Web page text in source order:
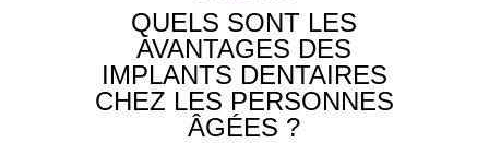
QUELS SONT LES
AVANTAGES DES
IMPLANTS DENTAIRES
CHEZ LES PERSONNES
ÂGÉES ?